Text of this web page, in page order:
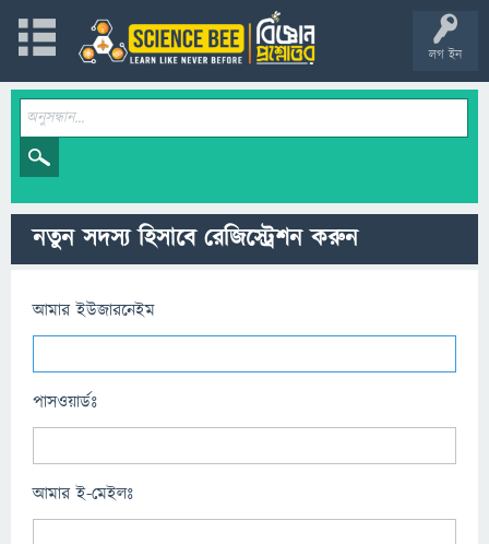
লগ ইন
নতুন সদস্য হিসাবে রেজিস্ট্রেশন করুন
আমার ইউজারনেইম
পাসওয়ার্ডঃ
আমার ই-মেইলঃ